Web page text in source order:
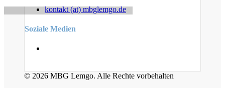
kontakt (at) mbglemgo.de
Soziale Medien
© 2026 MBG Lemgo. Alle Rechte vorbehalten